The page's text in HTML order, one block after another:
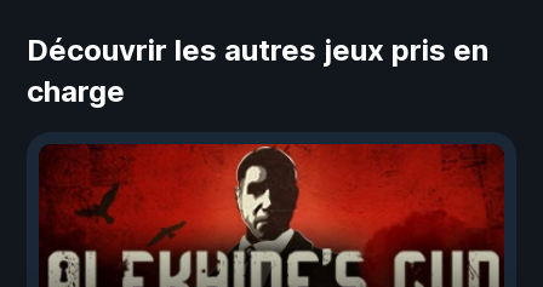
Découvrir les autres jeux pris en
charge